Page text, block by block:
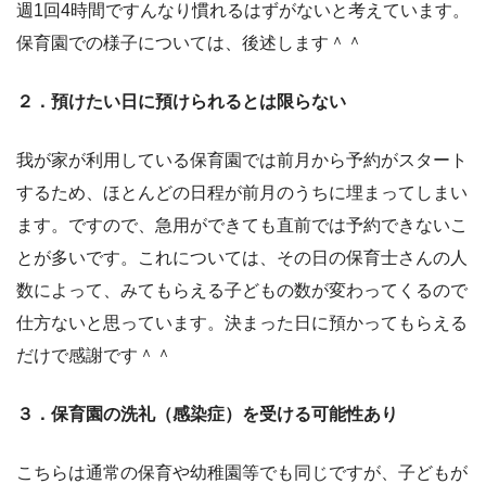
週1回4時間ですんなり慣れるはずがないと考えています。
保育園での様子については、後述します＾＾
２．預けたい日に預けられるとは限らない
我が家が利用している保育園では前月から予約がスタート
するため、ほとんどの日程が前月のうちに埋まってしまい
ます。ですので、急用ができても直前では予約できないこ
とが多いです。これについては、その日の保育士さんの人
数によって、みてもらえる子どもの数が変わってくるので
仕方ないと思っています。決まった日に預かってもらえる
だけで感謝です＾＾
３．保育園の洗礼（感染症）を受ける可能性あり
こちらは通常の保育や幼稚園等でも同じですが、子どもが